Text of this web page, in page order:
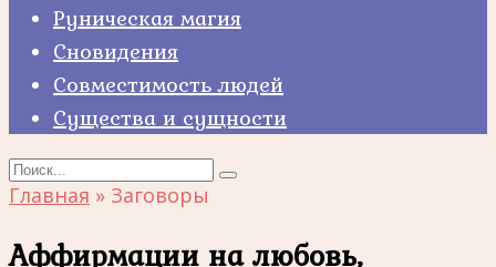
Руническая магия
Сновидения
Совместимость людей
Существа и сущности
Search
for:
Главная » Заговоры
Аффирмации на любовь,